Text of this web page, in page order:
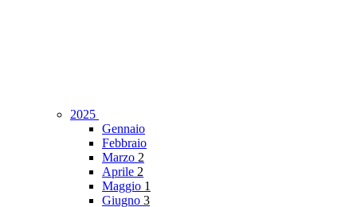
2025
Gennaio
Febbraio
Marzo 2
Aprile 2
Maggio 1
Giugno 3